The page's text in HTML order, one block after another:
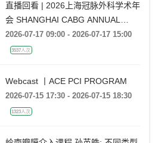
直播回看 | 2026上海冠脉外科学术年
会 SHANGHAI CABG ANNUAL
CONFERENCE
2026-07-17 09:00 - 2026-07-17 15:00
3537人次
Webcast 丨ACE PCI PROGRAM
2026-07-15 17:30 - 2026-07-15 18:30
1323人次